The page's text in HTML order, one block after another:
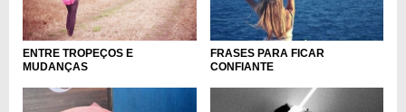
ENTRE TROPEÇOS E
MUDANÇAS
FRASES PARA FICAR
CONFIANTE